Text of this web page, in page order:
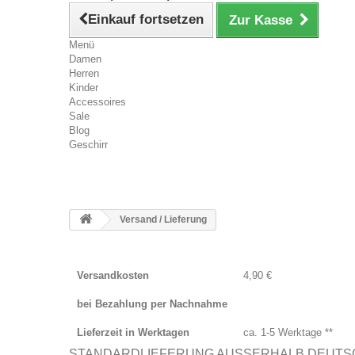
Einkauf fortsetzen Zur Kasse
Menü
Damen
Herren
Kinder
Accessoires
Sale
Blog
Geschirr
Versand / Lieferung
Versandkosten 4,90 €
bei Bezahlung per Nachnahme
Lieferzeit in Werktagen ca. 1-5 Werktage **